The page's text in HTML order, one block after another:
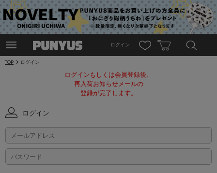
ログイン
TOP ログイン
ログインもしくは会員登録後、
再入荷お知らせメールの
登録が完了します。
ログイン